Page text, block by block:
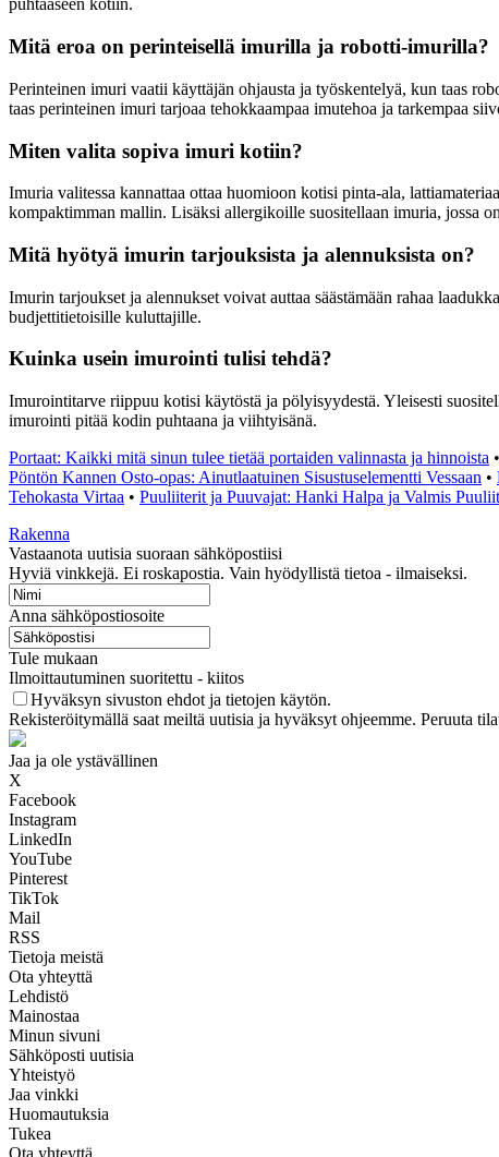
puhtaaseen kotiin.
Mitä eroa on perinteisellä imurilla ja robotti-imurilla?
Perinteinen imuri vaatii käyttäjän ohjausta ja työskentelyä, kun taas
taas perinteinen imuri tarjoaa tehokkaampaa imutehoa ja tarkempaa
Miten valita sopiva imuri kotiin?
Imuria valitessa kannattaa ottaa huomioon kotisi pinta-ala,
kompaktimman mallin. Lisäksi allergikoille suositellaan imuria, jossa
Mitä hyötyä imurin tarjouksista ja alennuksista on?
Imurin tarjoukset ja alennukset voivat auttaa säästämään rahaa
budjettitietoisille kuluttajille.
Kuinka usein imurointi tulisi tehdä?
Imurointitarve riippuu kotisi käytöstä ja pölyisyydestä. Yleisesti
imurointi pitää kodin puhtaana ja viihtyisänä.
Portaat: Kaikki mitä sinun tulee tietää portaiden valinnasta ja hinnoista •
Pöntön Kannen Osto-opas: Ainutlaatuinen Sisustuselementti Vessaan •
Tehokasta Virtaa • Puuliiterit ja Puuvajat: Hanki Halpa ja Valmis
Rakenna
Vastaanota uutisia suoraan sähköpostiisi
Hyviä vinkkejä. Ei roskapostia. Vain hyödyllistä tietoa - ilmaiseksi.
Anna sähköpostiosoite
Tule mukaan
Ilmoittautuminen suoritettu - kiitos
Hyväksyn sivuston ehdot ja tietojen käytön.
Rekisteröitymällä saat meiltä uutisia ja hyväksyt ohjeemme. Peruuta
Jaa ja ole ystävällinen
X
Facebook
Instagram
LinkedIn
YouTube
Pinterest
TikTok
Mail
RSS
Tietoja meistä
Ota yhteyttä
Lehdistö
Mainostaa
Minun sivuni
Sähköposti uutisia
Yhteistyö
Jaa vinkki
Huomautuksia
Tukea